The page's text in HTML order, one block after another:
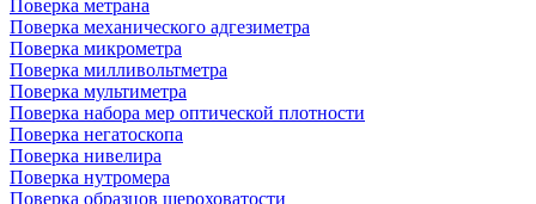
Поверка метрана
Поверка механического адгезиметра
Поверка микрометра
Поверка милливольтметра
Поверка мультиметра
Поверка набора мер оптической плотности
Поверка негатоскопа
Поверка нивелира
Поверка нутромера
Поверка образцов шероховатости